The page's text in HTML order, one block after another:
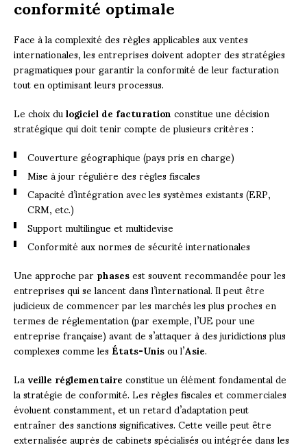
Face à la complexité des règles applicables aux ventes
internationales, les entreprises doivent adopter des stratégies
pragmatiques pour garantir la conformité de leur facturation
tout en optimisant leurs processus.
Le choix dulogiciel de facturationconstitue une décision
stratégique qui doit tenir compte de plusieurs critères :
Couverture géographique (pays pris en charge)
Mise à jour régulière des règles fiscales
Capacité d’intégration avec les systèmes existants (ERP,
CRM, etc.)
Support multilingue et multidevise
Conformité aux normes de sécurité internationales
Une approche parphasesest souvent recommandée pour les
entreprises qui se lancent dans l’international. Il peut être
judicieux de commencer par les marchés les plus proches en
termes de réglementation (par exemple, l’UE pour une
entreprise française) avant de s’attaquer à des juridictions plus
complexes comme lesÉtats-Unisou l’Asie.
Laveille réglementaireconstitue un élément fondamental de
la stratégie de conformité. Les règles fiscales et commerciales
évoluent constamment, et un retard d’adaptation peut
entraîner des sanctions significatives. Cette veille peut être
externalisée auprès de cabinets spécialisés ou intégrée dans les